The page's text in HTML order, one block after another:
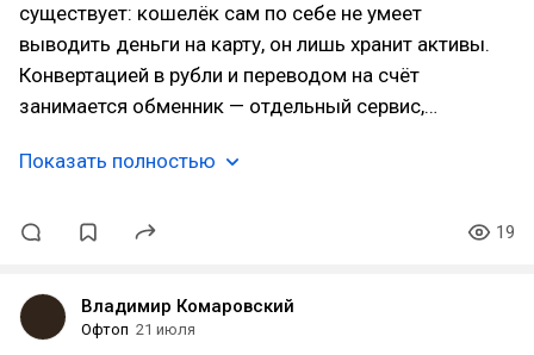
существует: кошелёк сам по себе не умеет
выводить деньги на карту, он лишь хранит активы.
Конвертацией в рубли и переводом на счёт
занимается обменник — отдельный сервис,…
Показать полностью
19
Владимир Комаровский
Офтоп 21 июля